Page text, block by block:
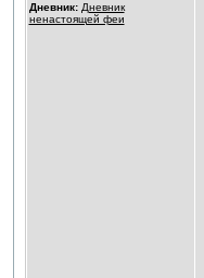
Дневник: Дневник
ненастоящей феи